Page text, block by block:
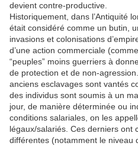
devient contre-productive.
Historiquement, dans l’Antiquité
était considéré comme un butin,
invasions et colonisations
d’une action commerciale
“peuples” moins guerriers à
de protection et de non-
anciens esclavages sont vantés
des individus sont soumis à un
jour, de manière déterminée ou
conditions salariales, on les
légaux/salariés. Ces derniers ont
différentes (notamment le niveau